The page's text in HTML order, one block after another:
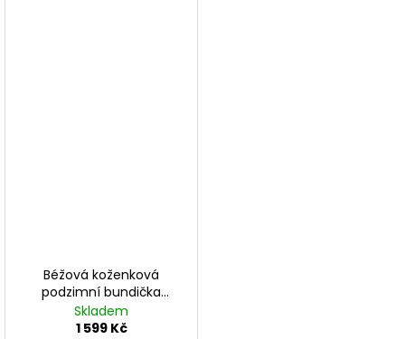
Béžová koženková
podzimní bundička
CHANELKA
Skladem
1 599 Kč